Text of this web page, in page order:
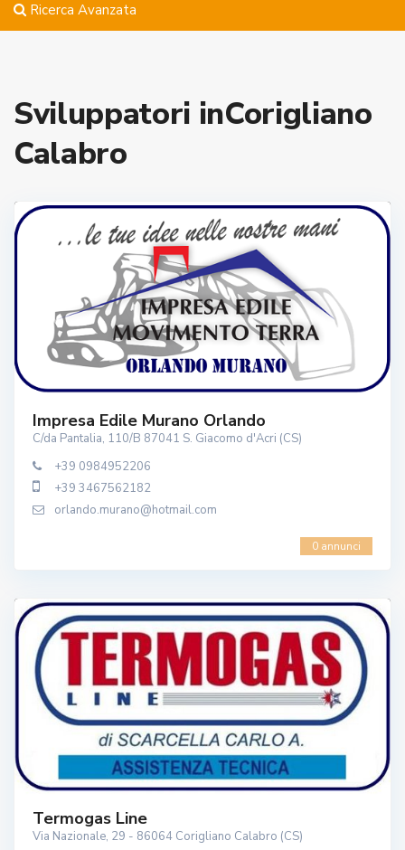
Ricerca Avanzata
Sviluppatori inCorigliano
Calabro
Impresa Edile Murano Orlando
C/da Pantalia, 110/B 87041 S. Giacomo d'Acri (CS)
+39 0984952206
+39 3467562182
orlando.murano@hotmail.com
0 annunci
Termogas Line
Via Nazionale, 29 - 86064 Corigliano Calabro (CS)